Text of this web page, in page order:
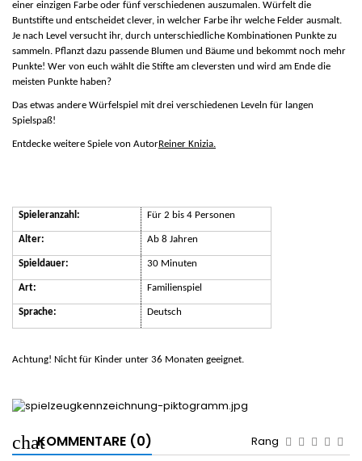
einer einzigen Farbe oder fünf verschiedenen auszumalen. Würfelt die
Buntstifte und entscheidet clever, in welcher Farbe ihr welche Felder ausmalt.
Je nach Level versucht ihr, durch unterschiedliche Kombinationen Punkte zu
sammeln. Pflanzt dazu passende Blumen und Bäume und bekommt noch mehr
Punkte! Wer von euch wählt die Stifte am cleversten und wird am Ende die
meisten Punkte haben?
Das etwas andere Würfelspiel mit drei verschiedenen Leveln für langen
Spielspaß!
Entdecke weitere Spiele von AutorReiner Knizia.
Spieleranzahl: Für 2 bis 4 Personen
Alter: Ab 8 Jahren
Spieldauer: 30 Minuten
Art: Familienspiel
Sprache: Deutsch
Achtung! Nicht für Kinder unter 36 Monaten geeignet.
KOMMENTARE (0) Rang